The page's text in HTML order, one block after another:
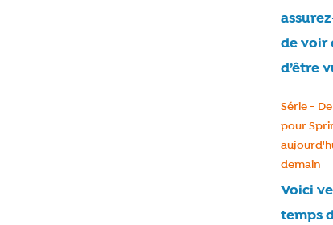
de voir
d’être
Voici
temps
Série -
pour
demain